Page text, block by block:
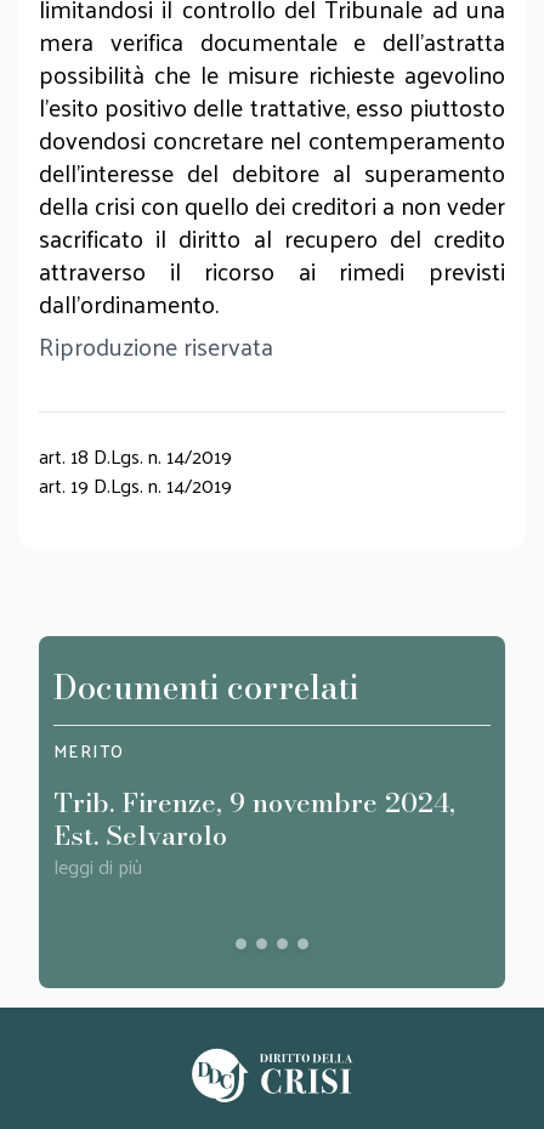
mera verifica documentale e dell’astratta
possibilità che le misure richieste agevolino
l’esito positivo delle trattative, esso piuttosto
dovendosi concretare nel contemperamento
dell’interesse del debitore al superamento
della crisi con quello dei creditori a non veder
sacrificato il diritto al recupero del credito
attraverso il ricorso ai rimedi previsti
dall’ordinamento.
Riproduzione riservata
art. 18 D.Lgs. n. 14/2019
art. 19 D.Lgs. n. 14/2019
Documenti correlati
MERITO
Trib. Firenze, 9 novembre 2024,
Est. Selvarolo
leggi di più